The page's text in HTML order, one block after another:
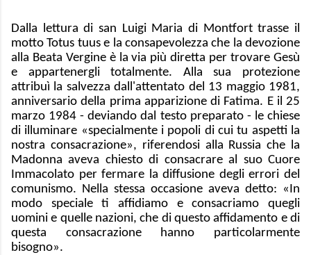
Dalla lettura di san Luigi Maria di Montfort trasse il
motto Totus tuus e la consapevolezza che la devozione
alla Beata Vergine è la via più diretta per trovare Gesù
e appartenergli totalmente. Alla sua protezione
attribuì la salvezza dall'attentato del 13 maggio 1981,
anniversario della prima apparizione di Fatima. E il 25
marzo 1984 - deviando dal testo preparato - le chiese
di illuminare «specialmente i popoli di cui tu aspetti la
nostra consacrazione», riferendosi alla Russia che la
Madonna aveva chiesto di consacrare al suo Cuore
Immacolato per fermare la diffusione degli errori del
comunismo. Nella stessa occasione aveva detto: «In
modo speciale ti affidiamo e consacriamo quegli
uomini e quelle nazioni, che di questo affidamento e di
questa consacrazione hanno particolarmente
bisogno».